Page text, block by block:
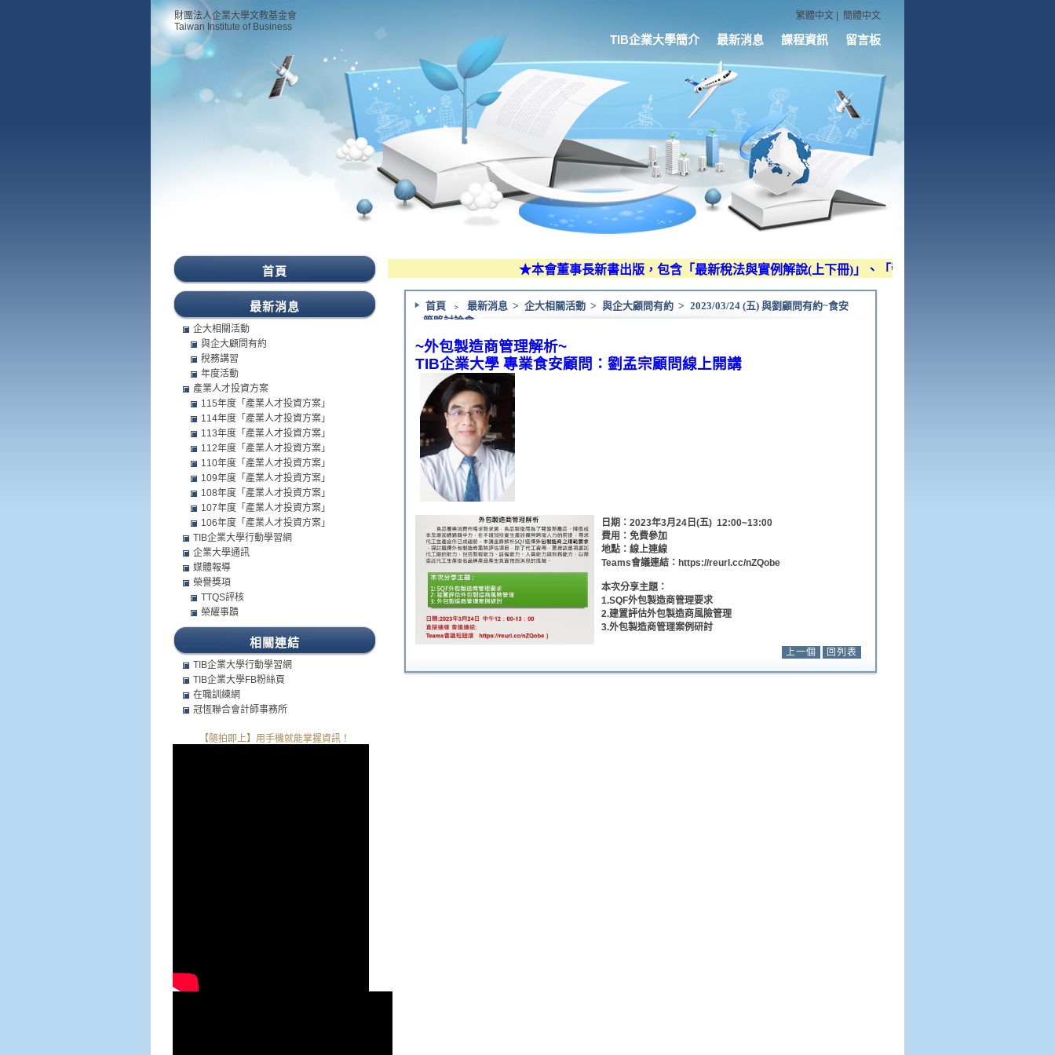
財團法人企業大學文教基金會
Taiwan Institute of Business
繁體中文 簡體中文
TIB企業大學簡介 最新消息 課程資訊 留言板
★本會董事長新書出版，包含「最新稅法與實例解說(上下冊)」、「營利事業所得稅查核技術適法
首頁 ﹥ 最新消息 > 企大相關活動 > 與企大顧問有約 > 2023/03/24 (五) 與劉顧問有約~食安
策略討論會
~外包製造商管理解析~
TIB企業大學 專業食安顧問：劉孟宗顧問線上開講
日期：2023年3月24日(五) 12:00~13:00
費用：免費參加
地點：線上連線
Teams會議連結：https://reurl.cc/nZQobe
本次分享主題：
1.SQF外包製造商管理要求
2.建置評估外包製造商風險管理
3.外包製造商管理案例研討
上一個 回列表
首頁
最新消息
企大相關活動
與企大顧問有約
稅務講習
年度活動
產業人才投資方案
115年度「產業人才投資方案」
114年度「產業人才投資方案」
113年度「產業人才投資方案」
112年度「產業人才投資方案」
110年度「產業人才投資方案」
109年度「產業人才投資方案」
108年度「產業人才投資方案」
107年度「產業人才投資方案」
106年度「產業人才投資方案」
TIB企業大學行動學習網
企業大學通訊
媒體報導
榮譽獎項
TTQS評核
榮耀事蹟
相關連結
TIB企業大學行動學習網
TIB企業大學FB粉絲頁
在職訓練網
冠恆聯合會計師事務所
【隨拍即上】用手機就能掌握資訊！